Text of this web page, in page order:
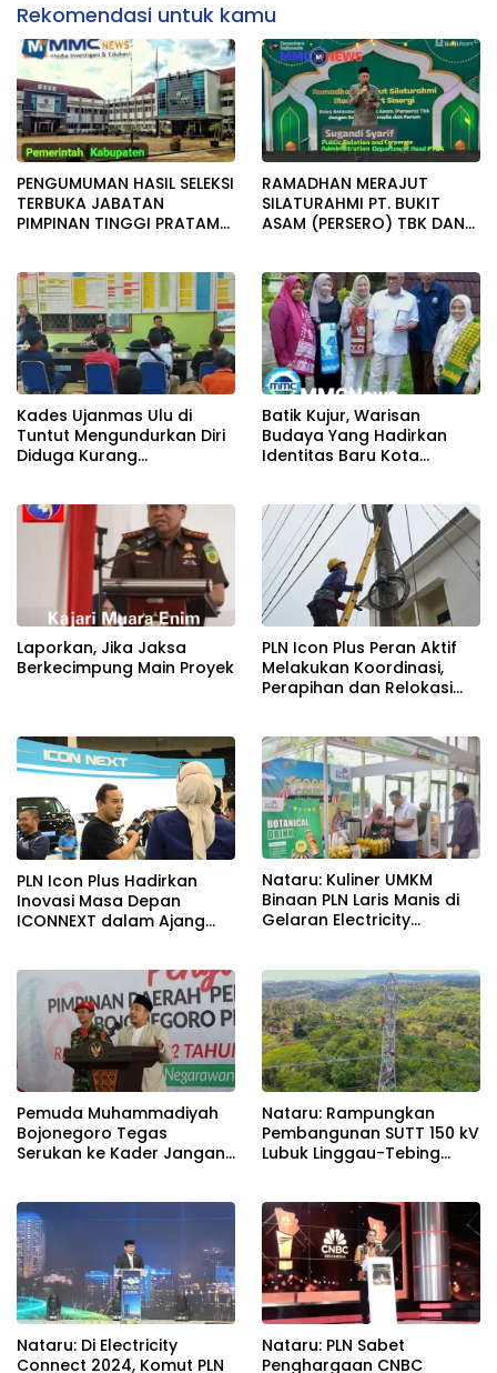
Rekomendasi untuk kamu
PENGUMUMAN HASIL SELEKSI
TERBUKA JABATAN
PIMPINAN TINGGI PRATAMA
RAMADHAN MERAJUT
SILATURAHMI PT. BUKIT
ASAM (PERSERO) TBK DAN
BERSAMA
Kades Ujanmas Ulu di
Tuntut Mengundurkan Diri
Diduga Kurang
Batik Kujur, Warisan
Budaya Yang Hadirkan
Identitas Baru Kota
Laporkan, Jika Jaksa
Berkecimpung Main Proyek
PLN Icon Plus Peran Aktif
Melakukan Koordinasi,
Perapihan dan Relokasi
Keandalan Jaringan
PLN Icon Plus Hadirkan
Inovasi Masa Depan
ICONNEXT dalam Ajang
Nataru: Kuliner UMKM
Binaan PLN Laris Manis di
Gelaran Electricity
Pemuda Muhammadiyah
Bojonegoro Tegas
Serukan ke Kader Jangan
Nataru: Rampungkan
Pembangunan SUTT 150 kV
Lubuk Linggau-Tebing
Nataru: Di Electricity
Connect 2024, Komut PLN
Nataru: PLN Sabet
Penghargaan CNBC